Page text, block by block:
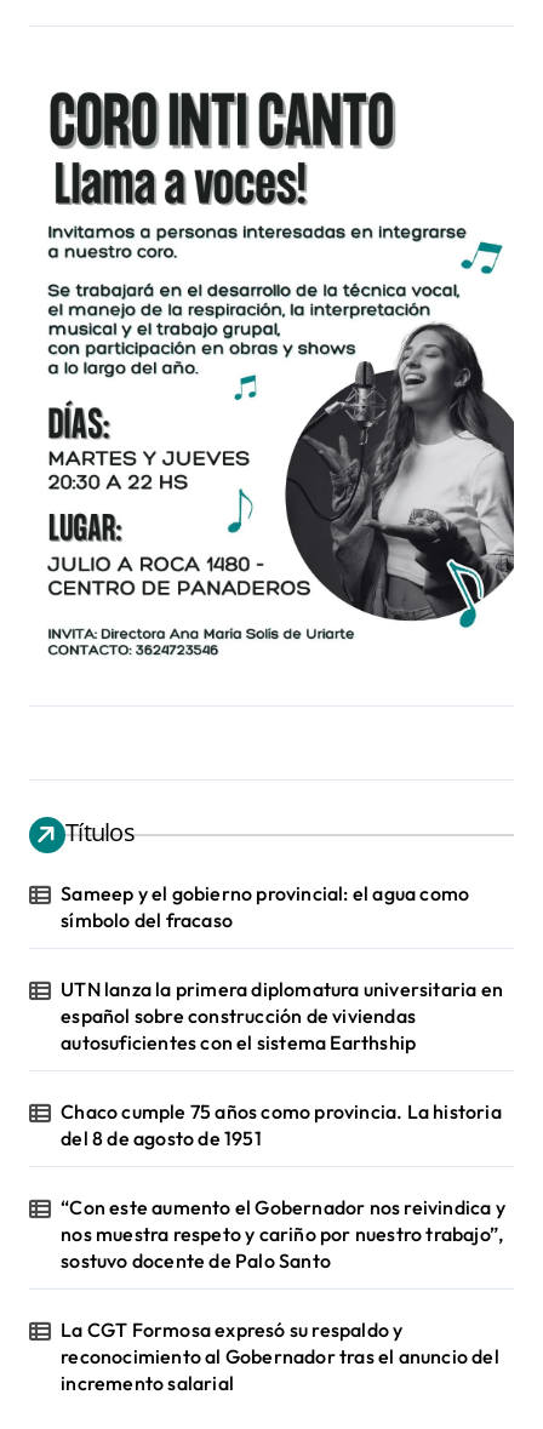
Títulos
Sameep y el gobierno provincial: el agua como
símbolo del fracaso
UTN lanza la primera diplomatura universitaria en
español sobre construcción de viviendas
autosuficientes con el sistema Earthship
Chaco cumple 75 años como provincia. La historia
del 8 de agosto de 1951
“Con este aumento el Gobernador nos reivindica y
nos muestra respeto y cariño por nuestro trabajo”,
sostuvo docente de Palo Santo
La CGT Formosa expresó su respaldo y
reconocimiento al Gobernador tras el anuncio del
incremento salarial